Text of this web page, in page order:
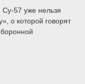
Су-57 уже нельзя
о которой говорят